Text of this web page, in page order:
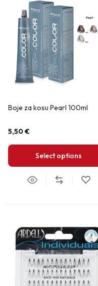
Boje za kosu Pearl 100ml
5,50€
Select options